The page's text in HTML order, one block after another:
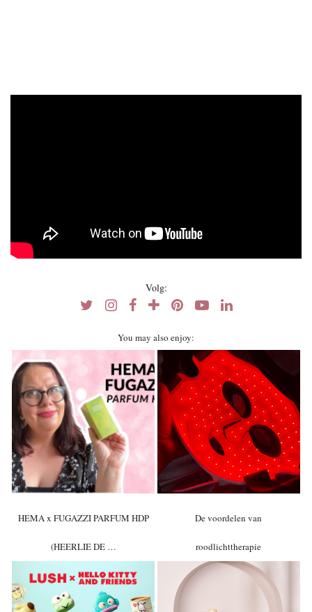
Volg:
You may also enjoy:
HEMA x FUGAZZI PARFUM HDP
(HEERLIE DE …
De voordelen van
roodlichttherapie